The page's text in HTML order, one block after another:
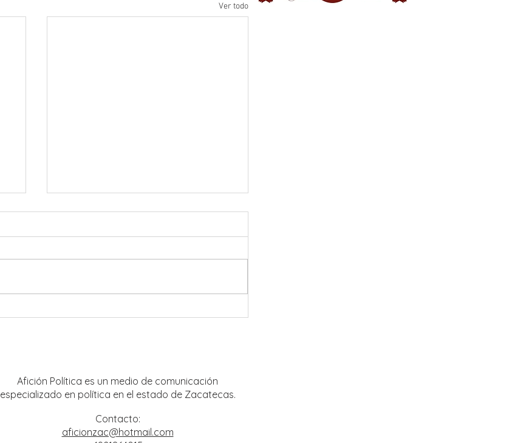
Ver todo
Afición Política es un medio de comunicación
especializado en política en el estado de Zacatecas.
Contacto:
aficionzac@hotmail.com